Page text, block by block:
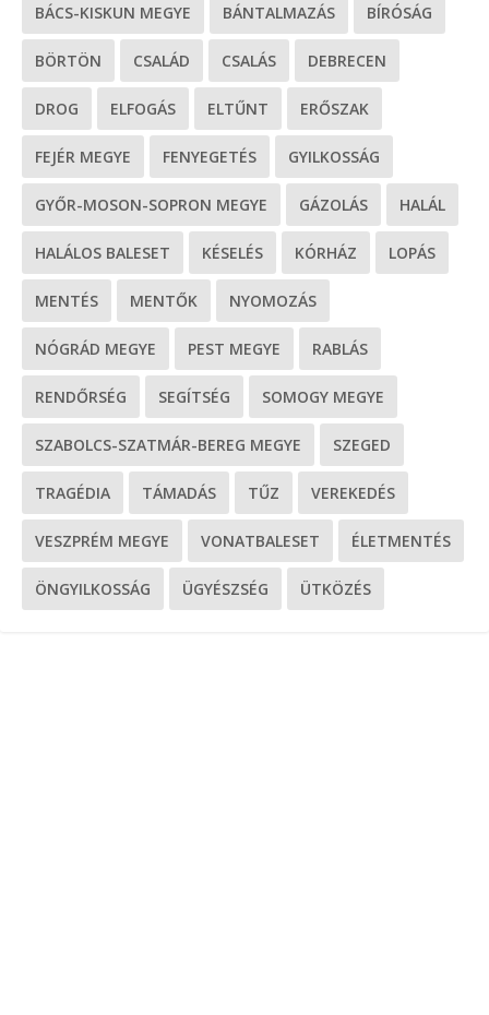
BÁCS-KISKUN MEGYE BÁNTALMAZÁS BÍRÓSÁG
BÖRTÖN CSALÁD CSALÁS DEBRECEN
DROG ELFOGÁS ELTŰNT ERŐSZAK
FEJÉR MEGYE FENYEGETÉS GYILKOSSÁG
GYŐR-MOSON-SOPRON MEGYE GÁZOLÁS HALÁL
HALÁLOS BALESET KÉSELÉS KÓRHÁZ LOPÁS
MENTÉS MENTŐK NYOMOZÁS
NÓGRÁD MEGYE PEST MEGYE RABLÁS
RENDŐRSÉG SEGÍTSÉG SOMOGY MEGYE
SZABOLCS-SZATMÁR-BEREG MEGYE SZEGED
TRAGÉDIA TÁMADÁS TŰZ VEREKEDÉS
VESZPRÉM MEGYE VONATBALESET ÉLETMENTÉS
ÖNGYILKOSSÁG ÜGYÉSZSÉG ÜTKÖZÉS